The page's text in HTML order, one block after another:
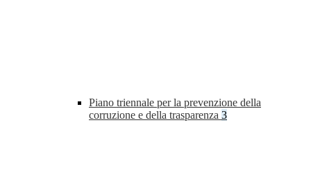
Piano triennale per la prevenzione della
corruzione e della trasparenza 3